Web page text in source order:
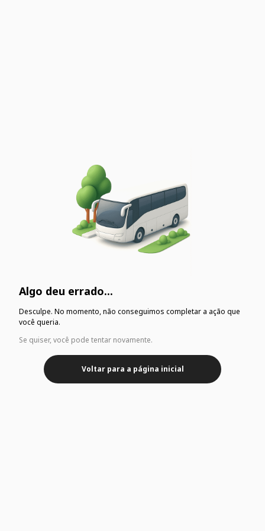
Algo deu errado...
Desculpe. No momento, não conseguimos completar a ação que
você queria.
Se quiser, você pode tentar novamente.
Voltar para a página inicial